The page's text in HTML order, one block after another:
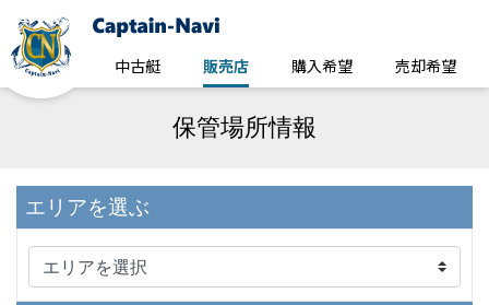
中古艇 販売店 購入希望 売却希望
保管場所情報
エリアを選ぶ